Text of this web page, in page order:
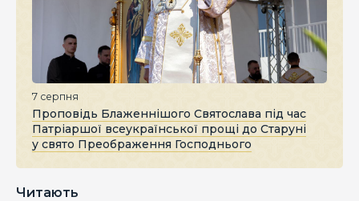
7 серпня
Проповідь Блаженнішого Святослава під час
Патріаршої всеукраїнської прощі до Старуні
у свято Преображення Господнього
Читають